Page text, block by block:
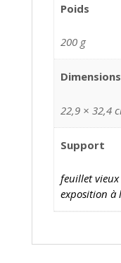
Poids
200 g
Dimensions
22,9 × 32,4
Support
feuillet
exposition à